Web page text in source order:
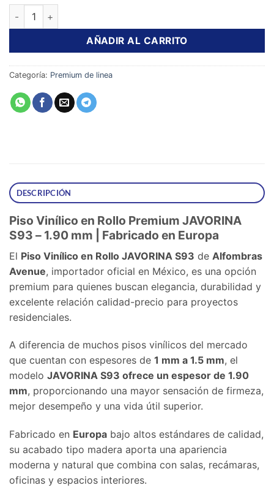
Piso Vinílico en Rollo Premium JAVORINA S93 1.90 mm 2 m
AÑADIR AL CARRITO
Categoría: Premium de linea
DESCRIPCIÓN
Piso Vinílico en Rollo Premium JAVORINA
S93 – 1.90 mm | Fabricado en Europa
El Piso Vinílico en Rollo JAVORINA S93 de Alfombras
Avenue, importador oficial en México, es una opción
premium para quienes buscan elegancia, durabilidad y
excelente relación calidad-precio para proyectos
residenciales.
A diferencia de muchos pisos vinílicos del mercado
que cuentan con espesores de 1 mm a 1.5 mm, el
modelo JAVORINA S93 ofrece un espesor de 1.90
mm, proporcionando una mayor sensación de firmeza,
mejor desempeño y una vida útil superior.
Fabricado en Europa bajo altos estándares de calidad,
su acabado tipo madera aporta una apariencia
moderna y natural que combina con salas, recámaras,
oficinas y espacios interiores.